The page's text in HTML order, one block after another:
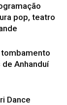
pop, teatro
Anhanduí
Dance